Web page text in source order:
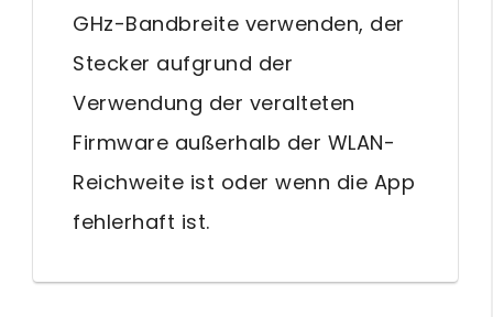
GHz-Bandbreite verwenden, der
Stecker aufgrund der
Verwendung der veralteten
Firmware außerhalb der WLAN-
Reichweite ist oder wenn die App
fehlerhaft ist.